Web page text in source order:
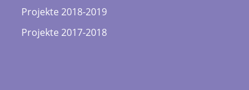
Projekte 2018-2019
Projekte 2017-2018